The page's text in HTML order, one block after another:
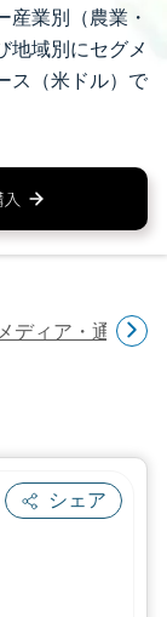
産業別（農業・
地域別にセグメ
ス（米ドル）で
ディア・通信研
シェア